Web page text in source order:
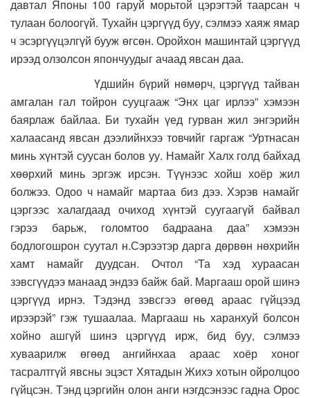
давтал Японы 100 гаруй морьтой цэрэгтэй таарсан ч
тулаан болоогүй. Тухайн цэргүүд буу, сэлмээ хаяж ямар
ч эсэргүүцэлгүй бууж өгсөн. Оройхон машинтай цэргүүд
ирээд олзолсон япончуудыг ачаад явсан даа.
Үдшийн бүрий нөмөрч, цэргүүд тайван
амгалан гал тойрон сууцгааж “Энх цаг ирлээ” хэмээн
баярлаж байлаа. Би тухайн үед гурван жил энгэрийн
халаасанд явсан дээлийнхээ товчийг гаргаж “Уртнасан
минь хүнтэй суусан болов уу. Намайг Халх голд байхад
хөөрхий минь эргэж ирсэн. Түүнээс хойш хоёр жил
болжээ. Одоо ч намайг мартаа биз дээ. Хэрэв намайг
цэргээс халагдаад очиход хүнтэй суугаагүй байвал
гэрээ барьж, голомтоо бадраана даа” хэмээн
бодлогошрон суутал н.Сэрээтэр дарга дөрвөн нөхрийн
хамт намайг дуудсан. Очтол “Та хэд хураасан
зэвсгүүдээ манаад эндээ байж бай. Маргааш орой шинэ
цэргүүд ирнэ. Тэдэнд зэвсгээ өгөөд араас гүйцээд
ирээрэй” гэж тушаалаа. Маргааш нь харанхуй болсон
хойно ашгүй шинэ цэргүүд ирж, бид буу, сэлмээ
хуваарилж өгөөд ангийнхаа араас хоёр хоног
тасралтгүй явсны эцэст Хятадын Жихэ хотын ойролцоо
гүйцсэн. Тэнд цэргийн олон анги нэгдсэнээс гадна Орос